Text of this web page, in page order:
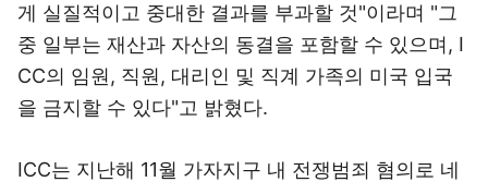
게 실질적이고 중대한 결과를 부과할 것"이라며 "그
중 일부는 재산과 자산의 동결을 포함할 수 있으며, I
CC의 임원, 직원, 대리인 및 직계 가족의 미국 입국
을 금지할 수 있다"고 밝혔다.
ICC는 지난해 11월 가자지구 내 전쟁범죄 혐의로 네